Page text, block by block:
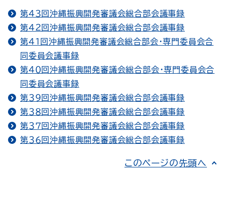
第４３回沖縄振興開発審議会総合部会議事録
第４２回沖縄振興開発審議会総合部会議事録
第４１回沖縄振興開発審議会総合部会・専門委員会合
同委員会議事録
第４０回沖縄振興開発審議会総合部会・専門委員会合
同委員会議事録
第３９回沖縄振興開発審議会総合部会議事録
第３８回沖縄振興開発審議会総合部会議事録
第３７回沖縄振興開発審議会総合部会議事録
第３６回沖縄振興開発審議会総合部会議事録
このページの先頭へ